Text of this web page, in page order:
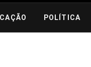
POLÍTICA